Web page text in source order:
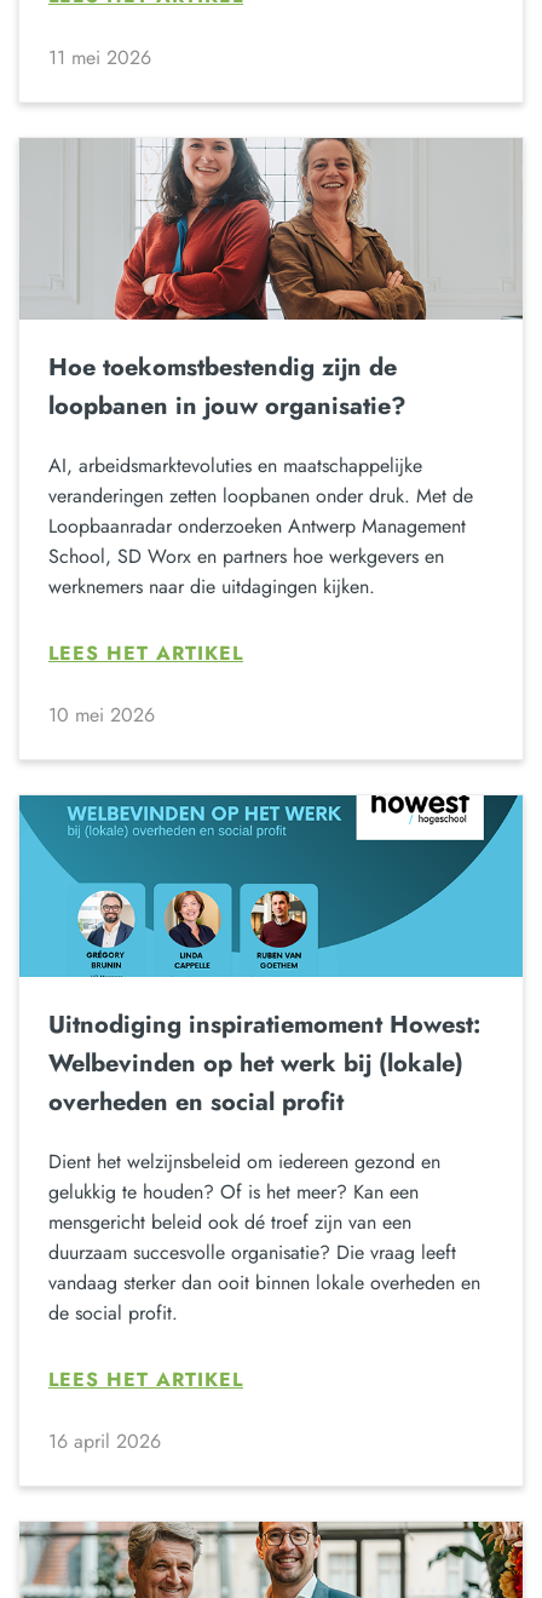
11 mei 2026
Hoe toekomstbestendig zijn de
loopbanen in jouw organisatie?
AI, arbeidsmarktevoluties en maatschappelijke
veranderingen zetten loopbanen onder druk. Met de
Loopbaanradar onderzoeken Antwerp Management
School, SD Worx en partners hoe werkgevers en
werknemers naar die uitdagingen kijken.
LEES HET ARTIKEL
10 mei 2026
Uitnodiging inspiratiemoment Howest:
Welbevinden op het werk bij (lokale)
overheden en social profit
Dient het welzijnsbeleid om iedereen gezond en
gelukkig te houden? Of is het meer? Kan een
mensgericht beleid ook dé troef zijn van een
duurzaam succesvolle organisatie? Die vraag leeft
vandaag sterker dan ooit binnen lokale overheden en
de social profit.
LEES HET ARTIKEL
16 april 2026